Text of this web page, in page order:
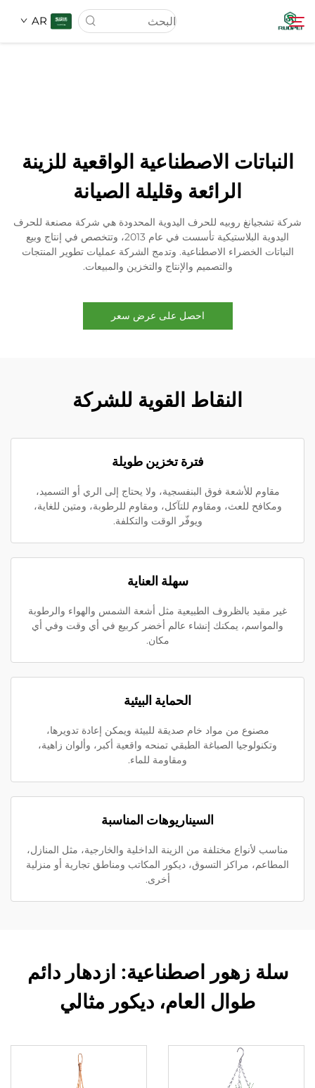
AR
أخبار
النباتات الاصطناعية الواقعية للزينة
الرائعة وقليلة الصيانة
شركة تشجيانغ روبيه للحرف اليدوية المحدودة هي شركة مصنعة للحرف
اليدوية البلاستيكية تأسست في عام 2013، وتتخصص في إنتاج وبيع
النباتات الخضراء الاصطناعية. وتدمج الشركة عمليات تطوير المنتجات
والتصميم والإنتاج والتخزين والمبيعات.
احصل على عرض سعر
النقاط القوية للشركة
فترة تخزين طويلة
مقاوم للأشعة فوق البنفسجية، ولا يحتاج إلى الري أو التسميد،
ومكافح للعث، ومقاوم للتآكل، ومقاوم للرطوبة، ومتين للغاية،
ويوفّر الوقت والتكلفة.
سهلة العناية
غير مقيد بالظروف الطبيعية مثل أشعة الشمس والهواء والرطوبة
والمواسم، يمكنك إنشاء عالم أخضر كربيع في أي وقت وفي أي
مكان.
الحماية البيئية
مصنوع من مواد خام صديقة للبيئة ويمكن إعادة تدويرها،
وتكنولوجيا الصباغة الطبقي تمنحه واقعية أكبر، وألوان زاهية،
ومقاومة للماء.
السيناريوهات المناسبة
مناسب لأنواع مختلفة من الزينة الداخلية والخارجية، مثل المنازل،
المطاعم، مراكز التسوق، ديكور المكاتب ومناطق تجارية أو منزلية
أخرى.
سلة زهور اصطناعية: ازدهار دائم
طوال العام، ديكور مثالي